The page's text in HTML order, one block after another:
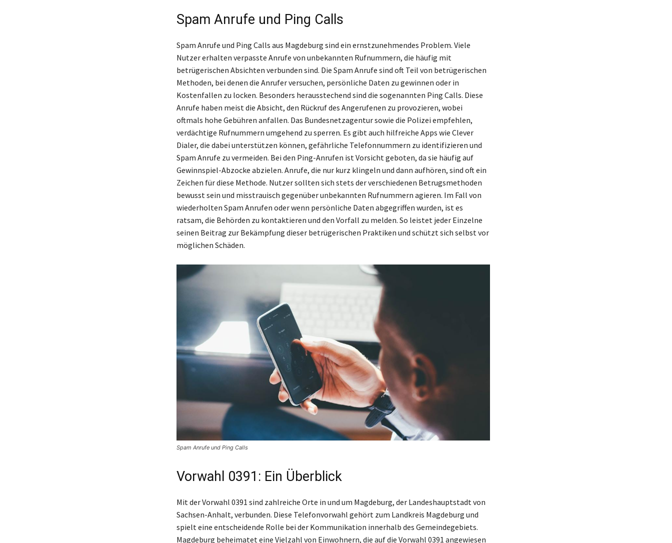
Spam Anrufe und Ping Calls
Spam Anrufe und Ping Calls aus Magdeburg sind ein ernstzunehmendes Problem. Viele
Nutzer erhalten verpasste Anrufe von unbekannten Rufnummern, die häufig mit
betrügerischen Absichten verbunden sind. Die Spam Anrufe sind oft Teil von betrügerischen
Methoden, bei denen die Anrufer versuchen, persönliche Daten zu gewinnen oder in
Kostenfallen zu locken. Besonders herausstechend sind die sogenannten Ping Calls. Diese
Anrufe haben meist die Absicht, den Rückruf des Angerufenen zu provozieren, wobei
oftmals hohe Gebühren anfallen. Das Bundesnetzagentur sowie die Polizei empfehlen,
verdächtige Rufnummern umgehend zu sperren. Es gibt auch hilfreiche Apps wie Clever
Dialer, die dabei unterstützen können, gefährliche Telefonnummern zu identifizieren und
Spam Anrufe zu vermeiden. Bei den Ping-Anrufen ist Vorsicht geboten, da sie häufig auf
Gewinnspiel-Abzocke abzielen. Anrufe, die nur kurz klingeln und dann aufhören, sind oft ein
Zeichen für diese Methode. Nutzer sollten sich stets der verschiedenen Betrugsmethoden
bewusst sein und misstrauisch gegenüber unbekannten Rufnummern agieren. Im Fall von
wiederholten Spam Anrufen oder wenn persönliche Daten abgegriffen wurden, ist es
ratsam, die Behörden zu kontaktieren und den Vorfall zu melden. So leistet jeder Einzelne
seinen Beitrag zur Bekämpfung dieser betrügerischen Praktiken und schützt sich selbst vor
möglichen Schäden.
Spam Anrufe und Ping Calls
Vorwahl 0391: Ein Überblick
Mit der Vorwahl 0391 sind zahlreiche Orte in und um Magdeburg, der Landeshauptstadt von
Sachsen-Anhalt, verbunden. Diese Telefonvorwahl gehört zum Landkreis Magdeburg und
spielt eine entscheidende Rolle bei der Kommunikation innerhalb des Gemeindegebiets.
Magdeburg beheimatet eine Vielzahl von Einwohnern, die auf die Vorwahl 0391 angewiesen